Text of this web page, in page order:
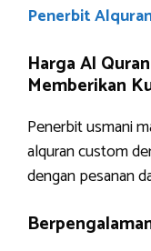
Penerbit
Harga Al
Memberikan
Penerbit usmani
alquran custom
dengan pesanan